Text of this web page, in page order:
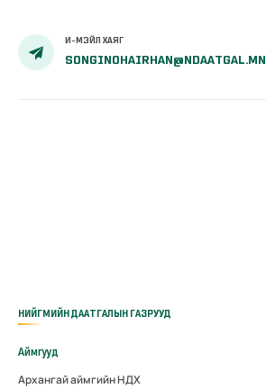
И-МЭЙЛ ХАЯГ
SONGINOHAIRHAN@NDAATGAL.MN
НИЙГМИЙН ДААТГАЛЫН ГАЗРУУД
Аймгууд
Архангай аймгийн НДХ